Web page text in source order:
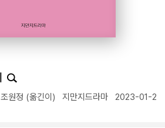
조원정 (옮긴이) 지만지드라마 2023-01-2